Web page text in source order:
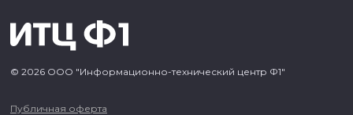
© 2026 ООО "Информационно-технический центр Ф1"
Публичная оферта